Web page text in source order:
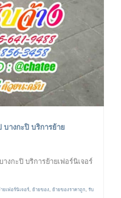
างกะปิ บริการย้าย
งกะปิ บริการย้ายเฟอร์นิเจอร์
ยเฟอร์นิเจอร์ ย้ายของ ย้ายของราคาถูก
รับ